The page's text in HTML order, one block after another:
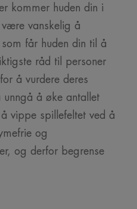
kommer huden din i
vanskelig å
får huden din til å
råd til personer
å vurdere deres
unngå å øke antallet
vippe spillefeltet ved å
og
og derfor begrense